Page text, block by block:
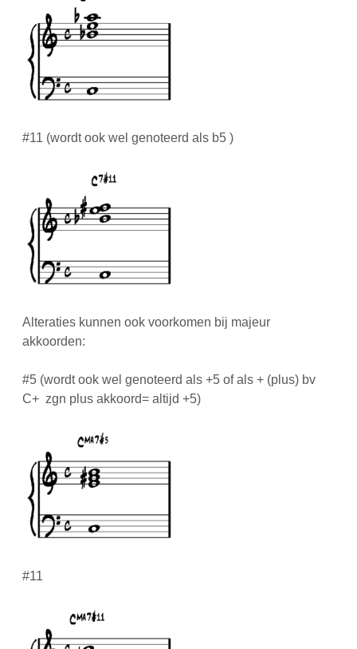
#11 (wordt ook wel genoteerd als b5 )
Alteraties kunnen ook voorkomen bij majeur
akkoorden:
#5 (wordt ook wel genoteerd als +5 of als + (plus) bv
C+ zgn plus akkoord= altijd +5)
#11